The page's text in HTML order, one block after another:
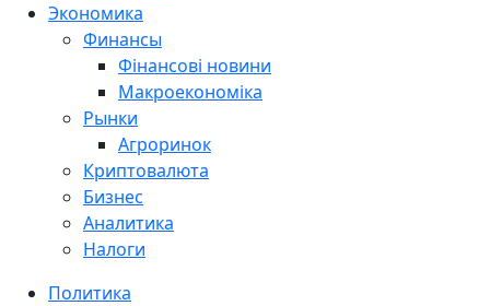
Экономика
Финансы
Фінансові новини
Макроекономіка
Рынки
Агроринок
Криптовалюта
Бизнес
Аналитика
Налоги
Политика